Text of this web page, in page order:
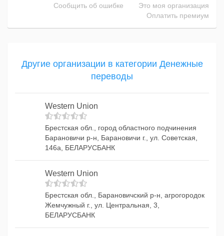
Сообщить об ошибке
Это моя организация
Оплатить премиум
Другие организации в категории Денежные
переводы
Western Union
Брестская обл., город областного подчинения
Барановичи р-н, Барановичи г., ул. Советская,
146а, БЕЛАРУСБАНК
Western Union
Брестская обл., Барановичский р-н, агрогородок
Жемчужный г., ул. Центральная, 3,
БЕЛАРУСБАНК